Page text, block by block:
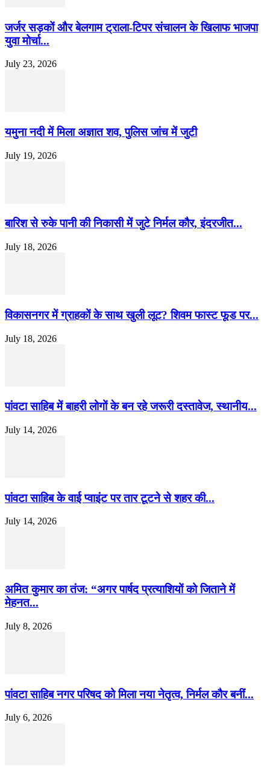
जर्जर सड़कों और बेलगाम ट्राला-टिपर संचालन के खिलाफ भाजपा
युवा मोर्चा...
July 23, 2026
यमुना नदी में मिला अज्ञात शव, पुलिस जांच में जुटी
July 19, 2026
बारिश से रुके पानी की निकासी में जुटे निर्मल कौर, इंदरजीत...
July 18, 2026
विकासनगर में ग्राहकों के साथ खुली लूट? शिवम फास्ट फूड पर...
July 18, 2026
पांवटा साहिब में बाहरी लोगों के बन रहे जरूरी दस्तावेज, स्थानीय...
July 14, 2026
पांवटा साहिब के वाई प्वाइंट पर तार टूटने से शहर की...
July 14, 2026
अमित कुमार का तंज: “अगर पार्षद प्रत्याशियों को जिताने में
मेहनत...
July 8, 2026
पांवटा साहिब नगर परिषद को मिला नया नेतृत्व, निर्मल कौर बनीं...
July 6, 2026